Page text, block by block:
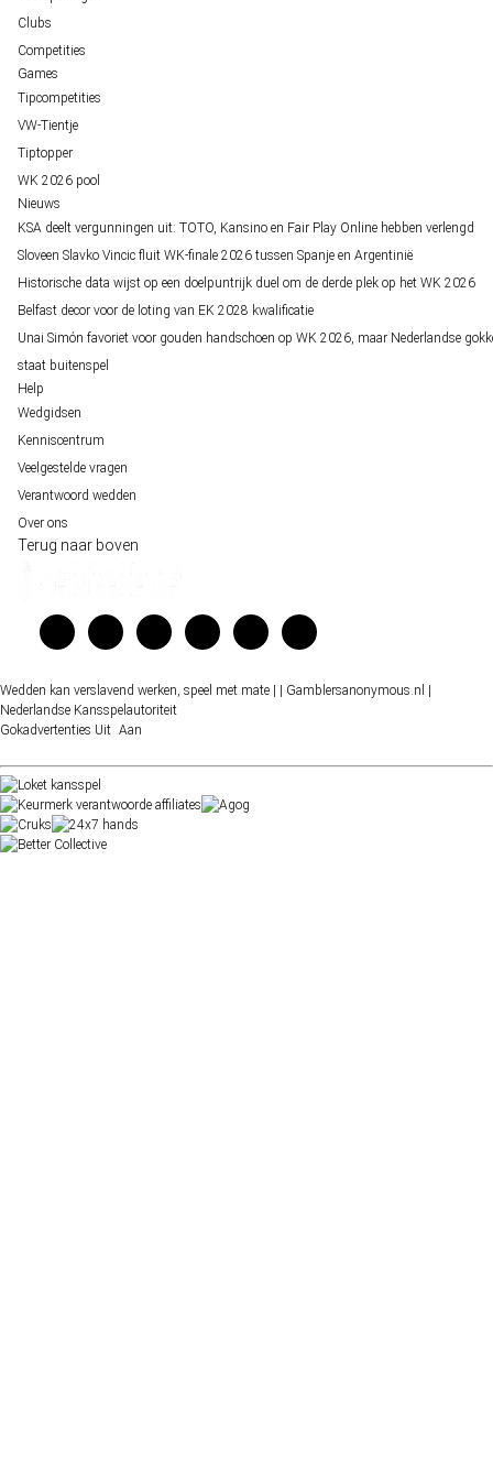
Clubs
Competities
Games
Tipcompetities
VW-Tientje
Tiptopper
WK 2026 pool
Nieuws
KSA deelt vergunningen uit: TOTO, Kansino en Fair Play Online hebben verlengd
Sloveen Slavko Vincic fluit WK-finale 2026 tussen Spanje en Argentinië
Historische data wijst op een doelpuntrijk duel om de derde plek op het WK 2026
Belfast decor voor de loting van EK 2028 kwalificatie
Unai Simón favoriet voor gouden handschoen op WK 2026, maar Nederlandse
staat buitenspel
Help
Wedgidsen
Kenniscentrum
Veelgestelde vragen
Verantwoord wedden
Over ons
Terug naar boven
Wedden kan verslavend werken, speel met mate | | Gamblersanonymous.nl |
Nederlandse Kansspelautoriteit
Gokadvertenties Uit Aan